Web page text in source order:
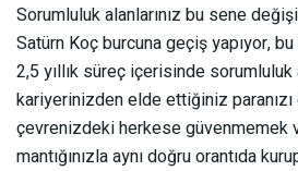
Sorumluluk alanlarınız bu sene
Satürn Koç burcuna geçiş yapıyor,
2,5 yıllık süreç içerisinde sorumluluk
kariyerinizden elde ettiğiniz
çevrenizdeki herkese güvenmemek
mantığınızla aynı doğru orantıda